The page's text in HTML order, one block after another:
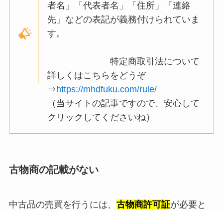
者名」「代表者名」「住所」「連絡
先」などの表記が義務付けられていま
す。
特定商取引法について
詳しくはこちらをどうぞ
⇒https://mhdfuku.com/rule/
（当サイトの記事ですので、安心して
クリックしてくださいね）
古物商の記載がない
中古品の売買を行うには、 古物商許可証が必要と